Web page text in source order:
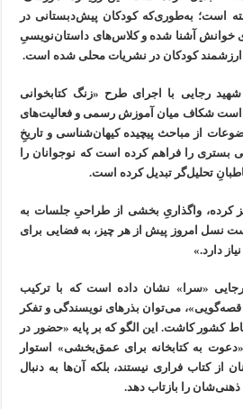
است؛ به‌طوری‌که کودکان پیش‌دبستانی در
خوانش آشنا شده و کلاس‌های داستان‌نویسیِ
ارزشمند کودکان در نشریات محلی شده است.
شهید رجایی با اجرای طرح «زنگ کتابخوانی
است شکاف میان آموزش رسمی و فعالیت‌های
از مباحث پیچیده کیهان‌شناسی و تاریخِ
بستری را فراهم کرده است که نوجوانان را
تحلیل‌گر تبدیل کرده است.
کرده، واگذاریِ بخشی از طراحیِ جلسات به
نسل امروز پیش از هر چیز، به فضایی برای
دارد.»
رجایی «سرا» نشان داده است که با ترکیب
می‌توان بذرهای نویسندگی و تفکر
کشور کاشت. این الگو که بر پایه «حضور در
به کتابخانه برای عمق‌بخشی» استوار
از کتاب فراری نیستند، بلکه آن‌ها به دنبال
را بازتاب دهد.